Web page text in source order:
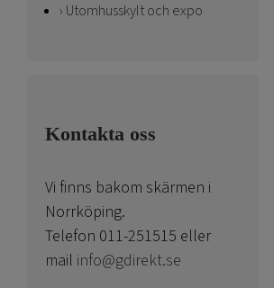
Utomhusskylt och expo
Kontakta oss
Vi finns bakom skärmen i
Norrköping.
Telefon 011-251515 eller
mail info@gdirekt.se